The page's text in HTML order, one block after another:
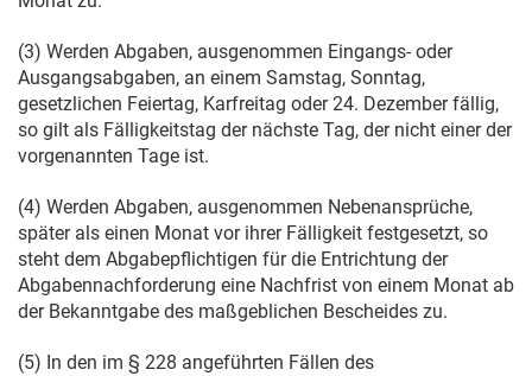
(3) Werden Abgaben, ausgenommen Eingangs- oder
Ausgangsabgaben, an einem Samstag, Sonntag,
gesetzlichen Feiertag, Karfreitag oder 24. Dezember fällig,
so gilt als Fälligkeitstag der nächste Tag, der nicht einer der
vorgenannten Tage ist.
(4) Werden Abgaben, ausgenommen Nebenansprüche,
später als einen Monat vor ihrer Fälligkeit festgesetzt, so
steht dem Abgabepflichtigen für die Entrichtung der
Abgabennachforderung eine Nachfrist von einem Monat ab
der Bekanntgabe des maßgeblichen Bescheides zu.
(5) In den im § 228 angeführten Fällen des